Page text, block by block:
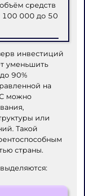
средств
100 000 до 50
инвестиций
уменьшить
90%
на
можно
или
Такой
страны.